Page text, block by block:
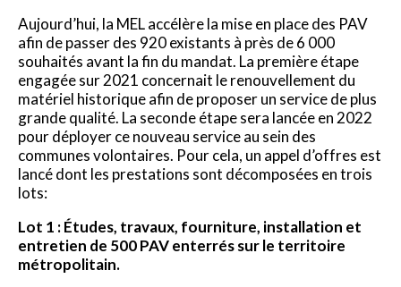
Aujourd’hui, la MEL accélère la mise en place des PAV
afin de passer des 920 existants à près de 6 000
souhaités avant la fin du mandat. La première étape
engagée sur 2021 concernait le renouvellement du
matériel historique afin de proposer un service de plus
grande qualité. La seconde étape sera lancée en 2022
pour déployer ce nouveau service au sein des
communes volontaires. Pour cela, un appel d’offres est
lancé dont les prestations sont décomposées en trois
lots:
Lot 1 : Études, travaux, fourniture, installation et
entretien de 500 PAV enterrés sur le territoire
métropolitain.